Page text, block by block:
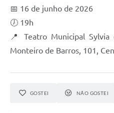
📅 16 de junho de 2026
🕖 19h
📍 Teatro Municipal
Monteiro de Barros, 101,
GOSTEI NÃO GOSTEI